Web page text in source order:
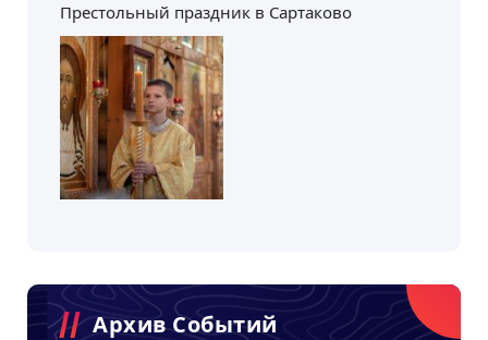
Престольный праздник в Сартаково
Архив Событий